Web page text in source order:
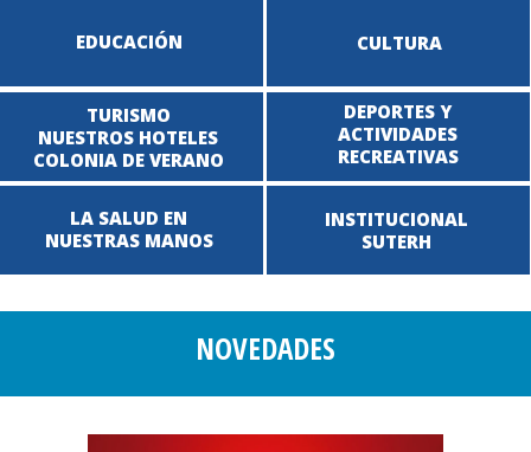
EDUCACIÓN CULTURA
TURISMO
NUESTROS HOTELES
COLONIA DE VERANO
DEPORTES Y
ACTIVIDADES
RECREATIVAS
LA SALUD EN
NUESTRAS MANOS
INSTITUCIONAL
SUTERH
NOVEDADES